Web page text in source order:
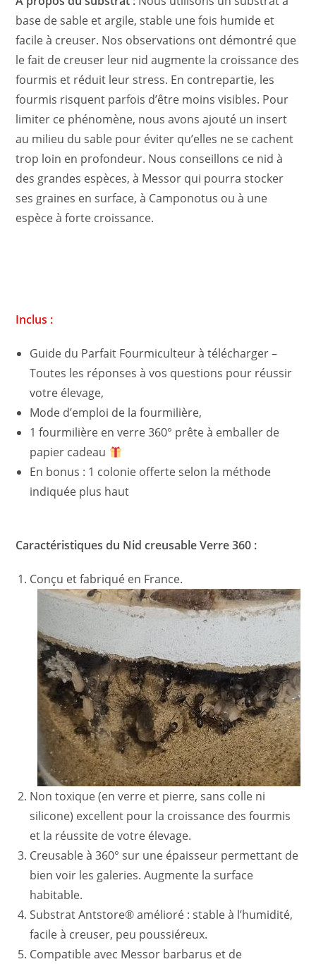
base de sable et argile, stable une fois humide et
facile à creuser. Nos observations ont démontré que
le fait de creuser leur nid augmente la croissance des
fourmis et réduit leur stress. En contrepartie, les
fourmis risquent parfois d’être moins visibles. Pour
limiter ce phénomène, nous avons ajouté un insert
au milieu du sable pour éviter qu’elles ne se cachent
trop loin en profondeur. Nous conseillons ce nid à
des grandes espèces, à Messor qui pourra stocker
ses graines en surface, à Camponotus ou à une
espèce à forte croissance.
Inclus :
Guide du Parfait Fourmiculteur à télécharger –
Toutes les réponses à vos questions pour réussir
votre élevage,
Mode d’emploi de la fourmilière,
1 fourmilière en verre 360° prête à emballer de
papier cadeau
En bonus : 1 colonie offerte selon la méthode
indiquée plus haut
Caractéristiques du Nid creusable Verre 360 :
Conçu et fabriqué en France.
Non toxique (en verre et pierre, sans colle ni
silicone) excellent pour la croissance des fourmis
et la réussite de votre élevage.
Creusable à 360° sur une épaisseur permettant de
bien voir les galeries. Augmente la surface
habitable.
Substrat Antstore® amélioré : stable à l’humidité,
facile à creuser, peu poussiéreux.
Compatible avec Messor barbarus et de